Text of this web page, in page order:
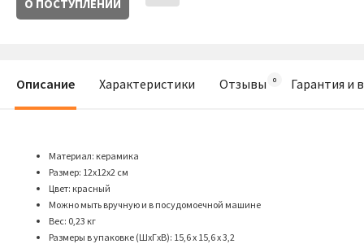
О ПОСТУПЛЕНИИ
Описание Характеристики Отзывы Гарантия и
Материал: керамика
Размер: 12х12х2 см
Цвет: красный
Можно мыть вручную и в посудомоечной машине
Вес: 0,23 кг
Размеры в упаковке (ШхГхВ): 15,6 х 15,6 х 3,2